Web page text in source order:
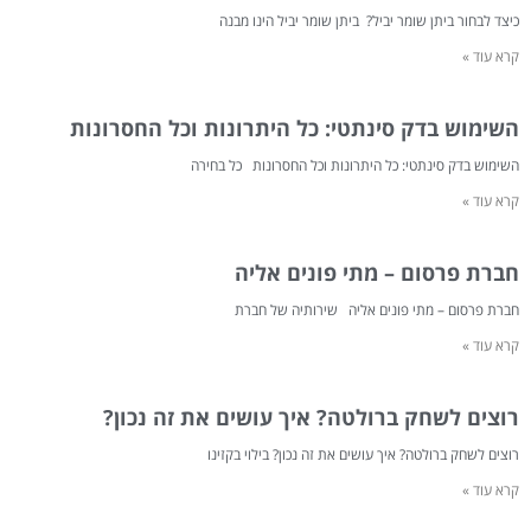
כיצד לבחור ביתן שומר יביל? ביתן שומר יביל הינו מבנה
קרא עוד »
השימוש בדק סינתטי: כל היתרונות וכל החסרונות
השימוש בדק סינתטי: כל היתרונות וכל החסרונות כל בחירה
קרא עוד »
חברת פרסום – מתי פונים אליה
חברת פרסום – מתי פונים אליה שירותיה של חברת
קרא עוד »
רוצים לשחק ברולטה? איך עושים את זה נכון?
רוצים לשחק ברולטה? איך עושים את זה נכון? בילוי בקזינו
קרא עוד »